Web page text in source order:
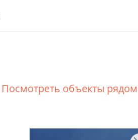
Посмотреть объекты рядом